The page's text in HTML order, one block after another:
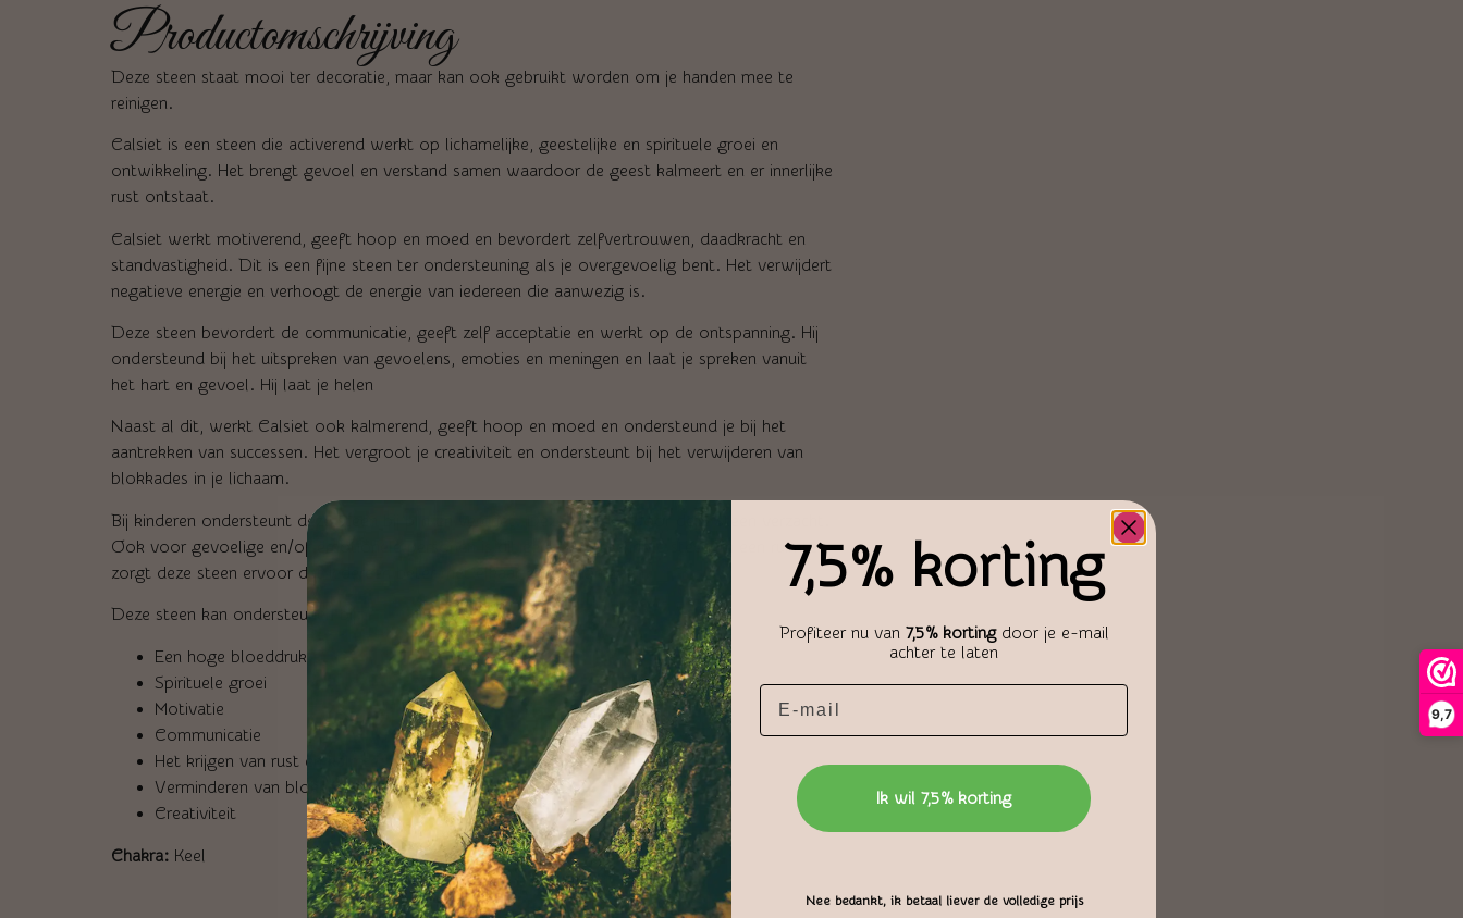
9,7
Productomschrijving
Deze steen staat mooi ter decoratie, maar kan ook gebruikt worden om je handen mee te
reinigen.
Calsiet is een steen die activerend werkt op lichamelijke, geestelijke en spirituele groei en
ontwikkeling. Het brengt gevoel en verstand samen waardoor de geest kalmeert en er innerlijke
rust ontstaat.
Calsiet werkt motiverend, geeft hoop en moed en bevordert zelfvertrouwen, daadkracht en
standvastigheid. Dit is een fijne steen ter ondersteuning als je overgevoelig bent. Het verwijdert
negatieve energie en verhoogt de energie van iedereen die aanwezig is.
Deze steen bevordert de communicatie, geeft zelf acceptatie en werkt op de ontspanning. Hij
ondersteund bij het uitspreken van gevoelens, emoties en meningen en laat je spreken vanuit
het hart en gevoel. Hij laat je helen
Naast al dit, werkt Calsiet ook kalmerend, geeft hoop en moed en ondersteund je bij het
aantrekken van successen. Het vergroot je creativiteit en ondersteunt bij het verwijderen van
blokkades in je lichaam.
Bij kinderen ondersteunt deze steen bij pijn en verdriet. Deze worden door deze steen verzacht.
Ook voor gevoelige en/of emotionele personen is dit een zeer geschrikte steen. In een ruimte
zorgt deze steen ervoor dat iedereen beter met elkaar kunnen omgaan.
Deze steen kan ondersteunen bij:
Een hoge bloeddruk
Spirituele groei
Motivatie
Communicatie
Het krijgen van rust en kalmte
Verminderen van blokkades
Creativiteit
Chakra: Keel
7,5% korting
Profiteer nu van 7,5% kortingdoor je e-mail
achter te laten
Ik wil 7,5% korting
Nee bedankt, ik betaal liever de volledige prijs